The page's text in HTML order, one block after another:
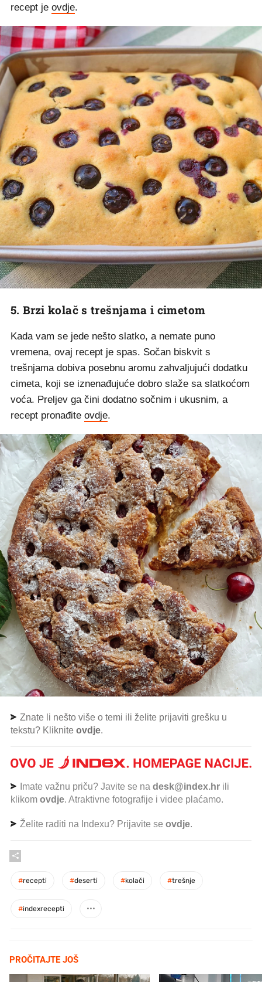
recept je ovdje.
5. Brzi kolač s trešnjama i cimetom
Kada vam se jede nešto slatko, a nemate puno
vremena, ovaj recept je spas. Sočan biskvit s
trešnjama dobiva posebnu aromu zahvaljujući dodatku
cimeta, koji se iznenađujuće dobro slaže sa slatkoćom
voća. Preljev ga čini dodatno sočnim i ukusnim, a
recept pronađite ovdje.
Znate li nešto više o temi ili želite prijaviti grešku u
tekstu? Kliknite ovdje.
Imate važnu priču? Javite se na desk@index.hr ili
klikom ovdje. Atraktivne fotografije i videe plaćamo.
Želite raditi na Indexu? Prijavite se ovdje.
#recepti #deserti #kolači #trešnje
#indexrecepti
PROČITAJTE JOŠ